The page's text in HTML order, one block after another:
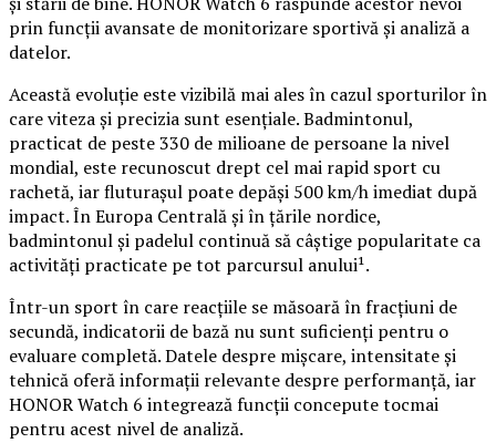
prin funcții avansate de monitorizare sportivă și analiză a
datelor.
Această evoluție este vizibilă mai ales în cazul sporturilor în
care viteza și precizia sunt esențiale. Badmintonul,
practicat de peste 330 de milioane de persoane la nivel
mondial, este recunoscut drept cel mai rapid sport cu
rachetă, iar fluturașul poate depăși 500 km/h imediat după
impact. În Europa Centrală și în țările nordice,
badmintonul și padelul continuă să câștige popularitate ca
activități practicate pe tot parcursul anului¹.
Într-un sport în care reacțiile se măsoară în fracțiuni de
secundă, indicatorii de bază nu sunt suficienți pentru o
evaluare completă. Datele despre mișcare, intensitate și
tehnică oferă informații relevante despre performanță, iar
HONOR Watch 6 integrează funcții concepute tocmai
pentru acest nivel de analiză.